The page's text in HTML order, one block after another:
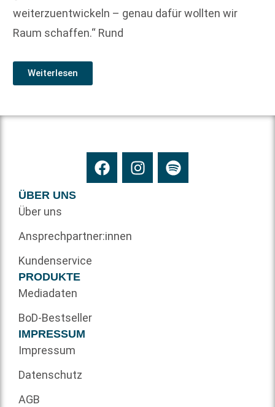
weiterzuentwickeln – genau dafür wollten wir
Raum schaffen.“ Rund
Weiterlesen
ÜBER UNS
Über uns
Ansprechpartner:innen
Kundenservice
PRODUKTE
Mediadaten
BoD-Bestseller
IMPRESSUM
Impressum
Datenschutz
AGB